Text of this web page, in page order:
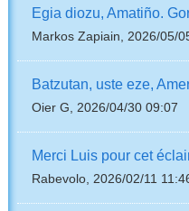
Egia diozu, Amatiño.
Markos Zapiain, 2026/05/
Batzutan, uste eze,
Oier G, 2026/04/30 09:07
Merci Luis pour cet
Rabevolo, 2026/02/11